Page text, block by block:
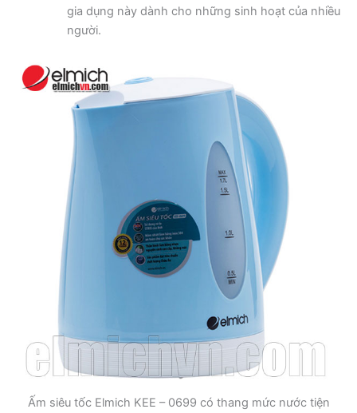
gia dụng này dành cho những sinh hoạt của nhiều
người.
Ấm siêu tốc Elmich KEE – 0699 có thang mức nước tiện